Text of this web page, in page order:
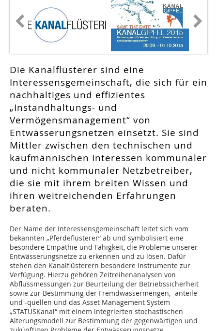
Die Kanalflüsterer sind eine
Interessensgemeinschaft, die sich für ein
nachhaltiges und effizientes
„Instandhaltungs- und
Vermögensmanagement“ von
Entwässerungsnetzen einsetzt. Sie sind
Mittler zwischen den technischen und
kaufmännischen Interessen kommunaler
und nicht kommunaler Netzbetreiber,
die sie mit ihrem breiten Wissen und
ihren weitreichenden Erfahrungen
beraten.
Der Name der Interessensgemeinschaft leitet sich vom
bekannten „Pferdeflüsterer“ ab und symbolisiert eine
besondere Empathie und Fähigkeit, die Probleme unserer
Entwässerungsnetze zu erkennen und zu lösen. Dafür
stehen den Kanalflüsterern besondere Instrumente zur
Verfügung. Hierzu gehören Zeitreihenanalysen von
Abflussmessungen zur Beurteilung der Betriebssicherheit
sowie zur Bestimmung der Fremdwassermengen, -anteile
und -quellen und das Asset Management System
„STATUSKanal“ mit einem integrierten stochastischen
Alterungsmodell zur Bestimmung der gegenwärtigen und